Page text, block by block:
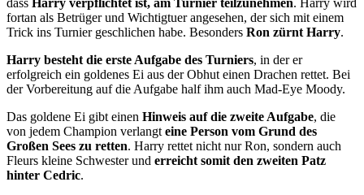
dass Harry verpflichtet ist, am Turnier teilzunehmen. Harry wird
fortan als Betrüger und Wichtigtuer angesehen, der sich mit einem
Trick ins Turnier geschlichen habe. Besonders Ron zürnt Harry.
Harry besteht die erste Aufgabe des Turniers, in der er
erfolgreich ein goldenes Ei aus der Obhut einen Drachen rettet. Bei
der Vorbereitung auf die Aufgabe half ihm auch Mad-Eye Moody.
Das goldene Ei gibt einen Hinweis auf die zweite Aufgabe, die
von jedem Champion verlangt eine Person vom Grund des
Großen Sees zu retten. Harry rettet nicht nur Ron, sondern auch
Fleurs kleine Schwester und erreicht somit den zweiten Patz
hinter Cedric.